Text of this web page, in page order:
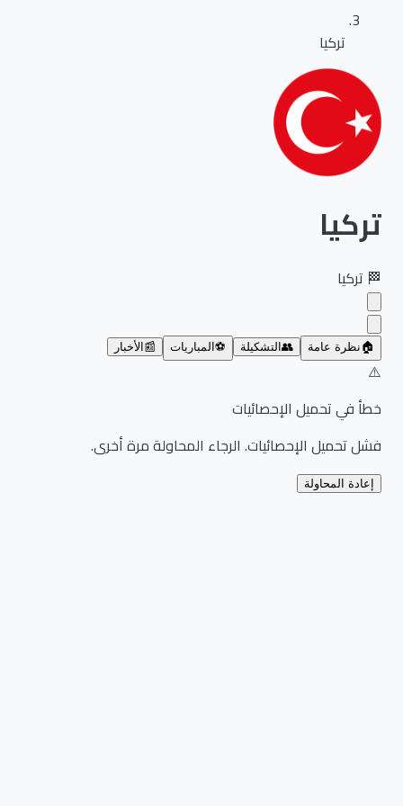
تركيا
تركيا
تركيا
نظرة عامة 👥 التشكيلة ⚽ المباريات 📰 الأخبار
خطأ في تحميل الإحصائيات
فشل تحميل الإحصائيات. الرجاء المحاولة مرة أخرى.
إعادة المحاولة